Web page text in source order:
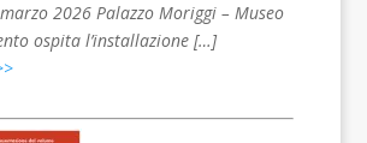
2026 Palazzo Moriggi – Museo
ospita l’installazione […]